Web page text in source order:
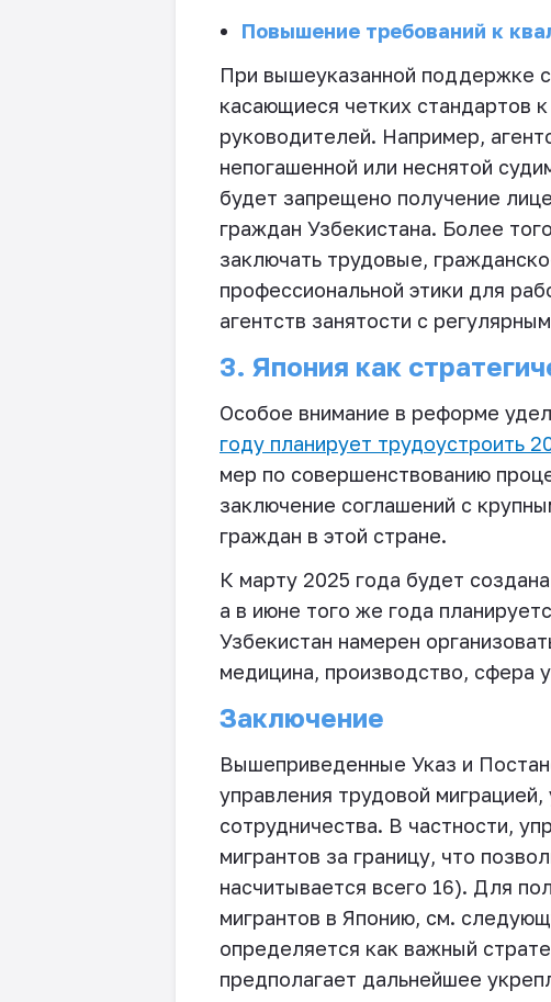
Повышение требований к
При вышеуказанной поддержке
касающиеся четких стандартов
руководителей. Например,
непогашенной или неснятой
будет запрещено получение
граждан Узбекистана. Более
заключать трудовые,
профессиональной этики для
агентств занятости с
3. Япония как
Особое внимание в реформе
году планирует трудоустроить
мер по совершенствованию
заключение соглашений с
граждан в этой стране.
К марту 2025 года будет
а в июне того же года
Узбекистан намерен
медицина, производство, сфера
Заключение
Вышеприведенные Указ и
управления трудовой
сотрудничества. В частности,
мигрантов за границу, что
насчитывается всего 16). Для
мигрантов в Японию, см.
определяется как важный
предполагает дальнейшее